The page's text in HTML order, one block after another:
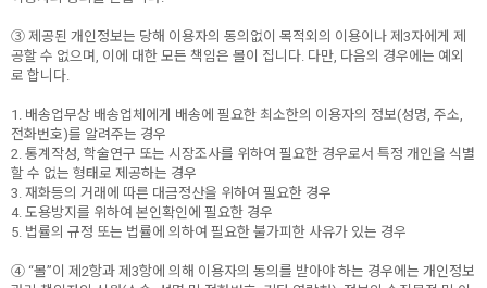
③ 제공된 개인정보는 당해 이용자의 동의없이 목적외의 이용이나 제3자에게 제
공할 수 없으며, 이에 대한 모든 책임은 몰이 집니다. 다만, 다음의 경우에는 예외
로 합니다.
1. 배송업무상 배송업체에게 배송에 필요한 최소한의 이용자의 정보(성명, 주소,
전화번호)를 알려주는 경우
2. 통계작성, 학술연구 또는 시장조사를 위하여 필요한 경우로서 특정 개인을 식별
할 수 없는 형태로 제공하는 경우
3. 재화등의 거래에 따른 대금정산을 위하여 필요한 경우
4. 도용방지를 위하여 본인확인에 필요한 경우
5. 법률의 규정 또는 법률에 의하여 필요한 불가피한 사유가 있는 경우
④ “몰”이 제2항과 제3항에 의해 이용자의 동의를 받아야 하는 경우에는 개인정보